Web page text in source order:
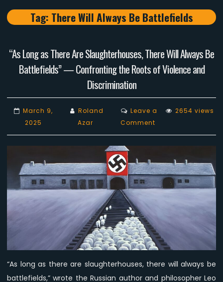
Tag: There Will Always Be Battlefields
“As Long as There Are Slaughterhouses, There Will Always Be
Battlefields” — Confronting the Roots of Violence and
Discrimination
March 9,
2025
Roland
Azar
Leave a
Commenton
“As
Long
There
Are
Slaughterhouses,
There
Will
Always
Be
—
Confronting
2654 views
“As long as there are slaughterhouses, there will always be
battlefields,” wrote the Russian author and philosopher Leo